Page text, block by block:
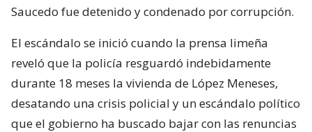
Saucedo fue detenido y condenado por corrupción.
El escándalo se inició cuando la prensa limeña
reveló que la policía resguardó indebidamente
durante 18 meses la vivienda de López Meneses,
desatando una crisis policial y un escándalo político
que el gobierno ha buscado bajar con las renuncias